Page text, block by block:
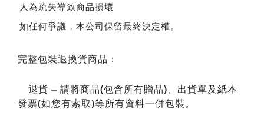
人為疏失導致商品損壞
如任何爭議，本公司保留最終決定權。
完整包裝退換貨商品：
退貨 – 請將商品(包含所有贈品)、出貨單及紙本
發票(如您有索取)等所有資料一併包裝。